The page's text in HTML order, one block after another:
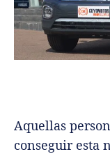
Aquellas
conseguir esta